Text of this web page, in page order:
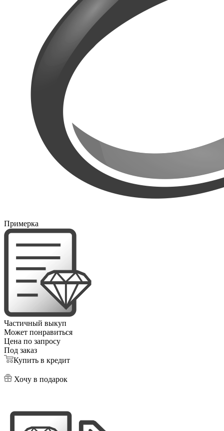
Примерка
Частичный выкуп
Может понравиться
Цена по запросу
Под заказ
Купить в кредит
Хочу в подарок